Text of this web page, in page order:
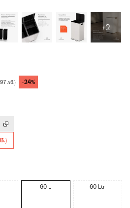
+2
лв.) -24%
60 L 60 Ltr